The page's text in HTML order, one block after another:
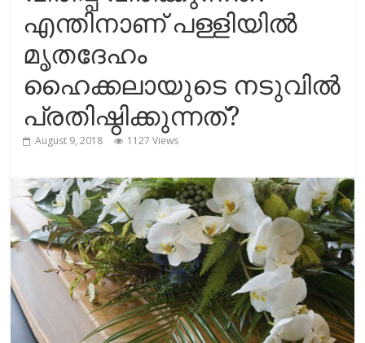
എന്തിനാണ് പള്ളിയില്‍
മൃതദേഹം
ഹൈക്കലായുടെ നടുവില്‍
പ്രതിഷ്ഠിക്കുന്നത്?
August 9, 2018 1127 Views
k